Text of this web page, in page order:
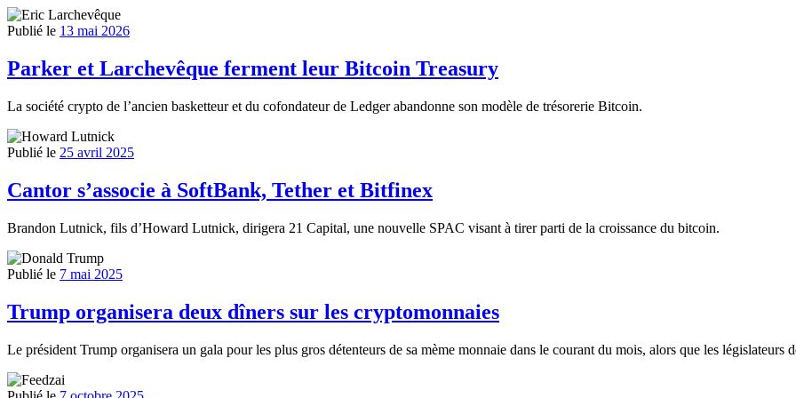
Publié le 13 mai 2026
Parker et Larchevêque ferment leur Bitcoin Treasury
La société crypto de l’ancien basketteur et du cofondateur de Ledger abandonne son modèle de trésorerie Bitcoin.
Publié le 25 avril 2025
Cantor s’associe à SoftBank, Tether et Bitfinex
Brandon Lutnick, fils d’Howard Lutnick, dirigera 21 Capital, une nouvelle SPAC visant à tirer parti de la croissance du bitcoin.
Publié le 7 mai 2025
Trump organisera deux dîners sur les cryptomonnaies
Le président Trump organisera un gala pour les plus gros détenteurs de sa mème monnaie dans le courant du mois, alors que les législateurs